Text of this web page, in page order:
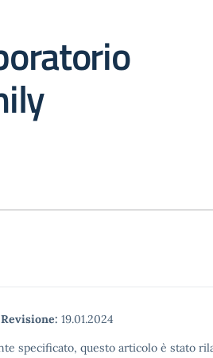
Revisione: 19.01.2024
specificato, questo articolo è stato